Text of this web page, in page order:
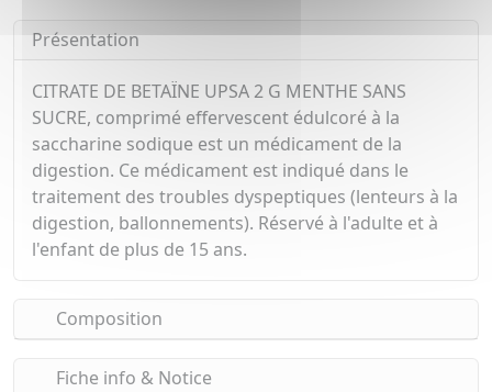
Présentation
CITRATE DE BETAÏNE UPSA 2 G MENTHE SANS
SUCRE, comprimé effervescent édulcoré à la
saccharine sodique est un médicament de la
digestion. Ce médicament est indiqué dans le
traitement des troubles dyspeptiques (lenteurs à la
digestion, ballonnements). Réservé à l'adulte et à
l'enfant de plus de 15 ans.
Composition
Fiche info & Notice